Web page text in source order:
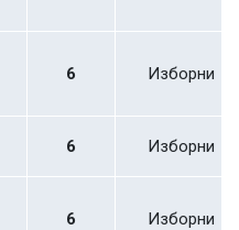
6 Изборни
6 Изборни
6 Изборни